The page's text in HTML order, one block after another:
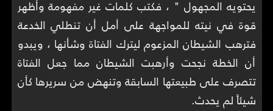
يحتويه المجهول " ، فكتب كلمات غير مفهومة وأظهر
قوة في نيته للمواجهة على أمل أن تنطلي الخدعة
فترهب الشيطان المزعوم ليترك الفتاة وشأنها ، ويبدو
أن الخطة نجحت وأرهبت الشيطان مما جعل الفتاة
تتصرف على طبيعتها السابقة وتنهض من سريرها كأن
شيئاً لم يحدث.